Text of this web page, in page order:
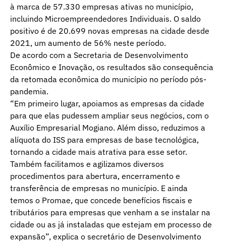
à marca de 57.330 empresas ativas no município,
incluindo Microempreendedores Individuais. O saldo
positivo é de 20.699 novas empresas na cidade desde
2021, um aumento de 56% neste período.
De acordo com a Secretaria de Desenvolvimento
Econômico e Inovação, os resultados são consequência
da retomada econômica do município no período pós-
pandemia.
“Em primeiro lugar, apoiamos as empresas da cidade
para que elas pudessem ampliar seus negócios, com o
Auxílio Empresarial Mogiano. Além disso, reduzimos a
alíquota do ISS para empresas de base tecnológica,
tornando a cidade mais atrativa para esse setor.
Também facilitamos e agilizamos diversos
procedimentos para abertura, encerramento e
transferência de empresas no município. E ainda
temos o Promae, que concede benefícios fiscais e
tributários para empresas que venham a se instalar na
cidade ou as já instaladas que estejam em processo de
expansão”, explica o secretário de Desenvolvimento